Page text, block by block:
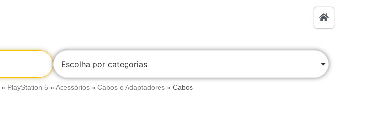
Escolha por categorias
» PlayStation 5 » Acessórios » Cabos e Adaptadores » Cabos